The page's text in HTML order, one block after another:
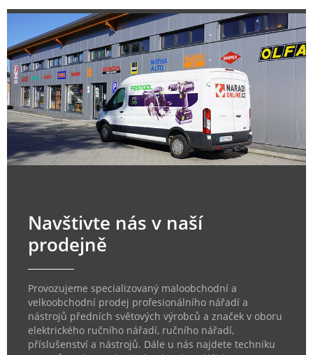
Navštivte nás v naší
prodejně
Provozujeme specializovaný maloobchodní a
velkoobchodní prodej profesionálního nářadí a
nástrojů předních světových výrobců a značek v oboru
elektrického ručního nářadí, ručního nářadí,
příslušenství a nástrojů. Dále u nás najdete techniku